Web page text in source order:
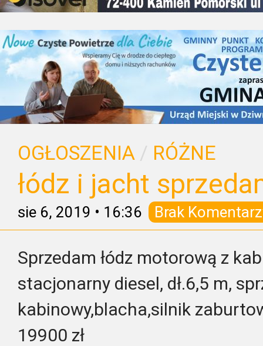
OGŁOSZENIA / RÓŻNE
łódz i jacht
sie 6, 2019 • 16:36 Brak
Sprzedam łódz motorową z
stacjonarny diesel, dł.6,5 m,
kabinowy,blacha,silnik
19900 zł